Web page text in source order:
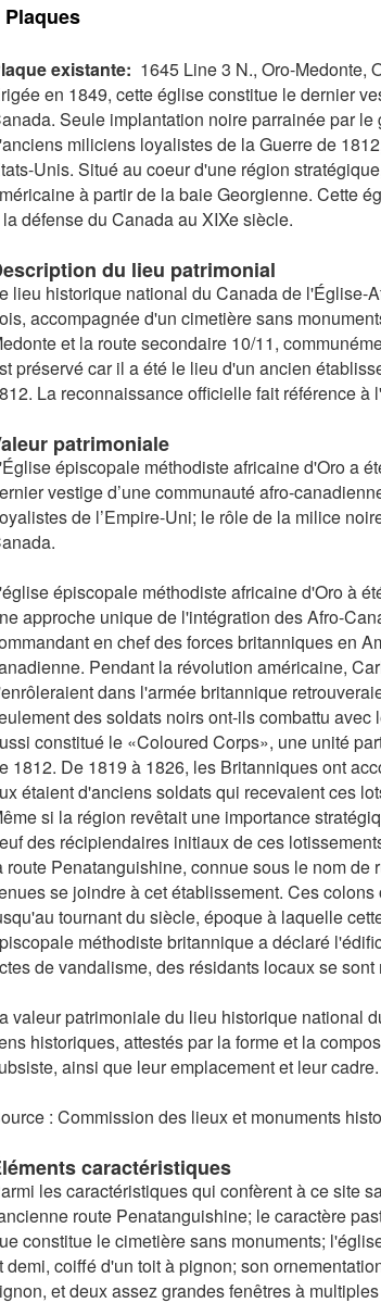
Plaques
existante: 1645 Line 3 N., Oro-Medonte,
en 1849, cette église constitue le dernier
Seule implantation noire parrainée par
miliciens loyalistes de la Guerre de
Unis. Situé au coeur d'une région
à partir de la baie Georgienne. Cette
défense du Canada au XIXe siècle.
du lieu patrimonial
lieu historique national du Canada de l'Église-
accompagnée d'un cimetière sans
et la route secondaire 10/11,
préservé car il a été le lieu d'un ancien
La reconnaissance officielle fait référence
patrimoniale
épiscopale méthodiste africaine d'Oro a
vestige d’une communauté afro-
de l’Empire-Uni; le rôle de la milice
épiscopale méthodiste africaine d'Oro à
approche unique de l'intégration des Afro-
en chef des forces britanniques en
Pendant la révolution américaine,
dans l'armée britannique
des soldats noirs ont-ils combattu
constitué le «Coloured Corps», une unité
1812. De 1819 à 1826, les Britanniques ont
étaient d'anciens soldats qui recevaient ces
si la région revêtait une importance
des récipiendaires initiaux de ces
route Penatanguishine, connue sous le nom
se joindre à cet établissement. Ces
tournant du siècle, époque à laquelle
méthodiste britannique a déclaré
de vandalisme, des résidants locaux se
valeur patrimoniale du lieu historique national
historiques, attestés par la forme et la
ainsi que leur emplacement et leur cadre.
: Commission des lieux et monuments
caractéristiques
les caractéristiques qui confèrent à ce site
route Penatanguishine; le caractère
constitue le cimetière sans monuments;
demi, coiffé d'un toit à pignon; son
et deux assez grandes fenêtres à